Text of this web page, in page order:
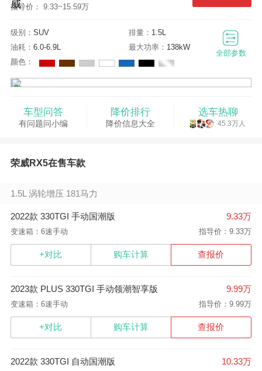
指导价： 9.33~15.59万
级别： SUV 排量： 1.5L
油耗： 6.0-6.9L 最大功率： 138kW
颜色：
全部参数
车型问答
有问题问小编
降价排行
降价信息大全
选车热聊
45.3万人
荣威RX5在售车款
1.5L 涡轮增压 181马力
2022款 330TGI 手动国潮版
变速箱：6速手动
9.33万
指导价：9.33万
+对比 购车计算 查报价
2023款 PLUS 330TGI 手动领潮智享版
变速箱：6速手动
9.99万
指导价：9.99万
+对比 购车计算 查报价
2022款 330TGI 自动国潮版 10.33万